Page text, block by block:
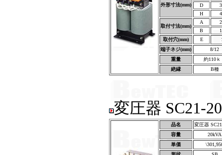
外形寸法(mm)
D
H
取付寸法(mm)
A
B
取付穴(mm)
E
端子ネジ(mm)
8/12
重量
約110ｋ
絶縁
B種
変圧器 SC21-
品名
変圧器
容量
20kVA
単価